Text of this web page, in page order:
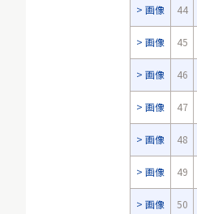
画像 44
画像 45
画像 46
画像 47
画像 48
画像 49
画像 50